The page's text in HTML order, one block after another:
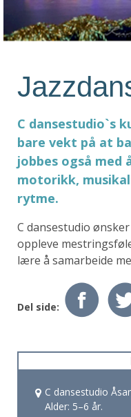
C dansestudio`s
bare vekt på at
jobbes også med
motorikk,
rytme.
C dansestudio
oppleve
lære å samarbeide
Del side:
C dansestudio
Alder: 5–6 år.